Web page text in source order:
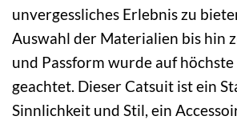
unvergessliches Erlebnis zu
Auswahl der Materialien bis hin
und Passform wurde auf
geachtet. Dieser Catsuit ist ein
Sinnlichkeit und Stil, ein